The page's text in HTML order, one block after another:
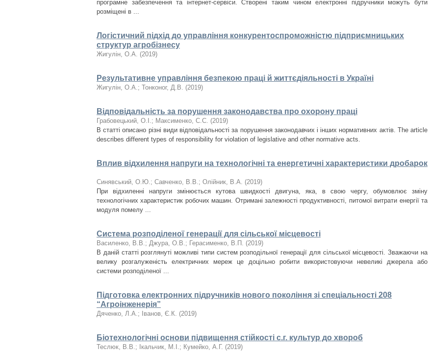
програмне забезпечення та інтернет-сервіси. Створені таким чином електронні підручники можуть бути
розміщені в ...
Логістичний підхід до управління конкурентоспроможністю підприємницьких
структур агробізнесу
Жигулін, О.А. (2019)
Результативне управління безпекою праці й життєдіяльності в Україні
Жигулін, О.А.; Тонконог, Д.В. (2019)
Відповідальність за порушення законодавства про охорону праці
Грабовецький, О.І.; Максименко, С.С. (2019)
В статті описано різні види відповідальності за порушення законодавчих і інших нормативних актів. The article
describes different types of responsibility for violation of legislative and other normative acts.
Вплив відхилення напруги на технологічні та енергетичні характеристики дробарок
Синявський, О.Ю.; Савченко, В.В.; Олійник, В.А. (2019)
При відхиленні напруги змінюється кутова швидкості двигуна, яка, в свою чергу, обумовлює зміну
технологічних характеристик робочих машин. Отримані залежності продуктивності, питомої витрати енергії та
модуля помелу ...
Система розподіленої генерації для сільської місцевості
Василенко, В.В.; Джура, О.В.; Герасименко, В.П. (2019)
В даній статті розглянуті можливі типи систем розподільної генерації для сільської місцевості. Зважаючи на
велику розгалуженість електричних мереж це доцільно робити використовуючи невеликі джерела або
системи розподіленої ...
Підготовка електронних підручників нового покоління зі спеціальності 208
“Агроінженерія”
Дяченко, Л.А.; Іванов, Є.К. (2019)
Біотехнологічні основи підвищення стійкості с.г. культур до хвороб
Теслюк, В.В.; Ікальчик, М.І.; Кумейко, А.Г. (2019)